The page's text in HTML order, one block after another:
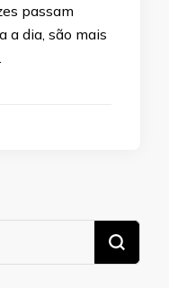
passam
a dia, são mais